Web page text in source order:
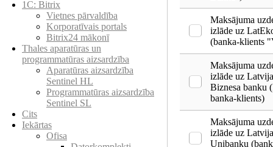
1C: Bitrix
Vietnes pārvaldība
Korporatīvais portals
Bitrix24 mākonī
Thales aparatūras un
programmatūras aizsardzība
Aparatūras aizsardzība
Sentinel HL
Programmatūras aizsardzība
Sentinel SL
Cits
Iekārtas
Ofisa
Maksājuma
izlāde uz
(banka-klients
Maksājuma
izlāde uz
Biznesa banku
banka-klients)
Maksājuma
izlāde uz
Unibanku